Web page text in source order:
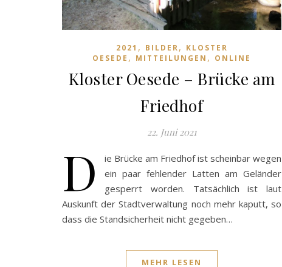
2021 , BILDER, KLOSTER
OESEDE , MITTEILUNGEN , ONLINE
Kloster Oesede – Brücke am
Friedhof
22. Juni 2021
D
ie Brücke am Friedhof ist scheinbar wegen
ein paar fehlender Latten am Geländer
gesperrt worden. Tatsächlich ist laut
Auskunft der Stadtverwaltung noch mehr kaputt, so
dass die Standsicherheit nicht gegeben…
MEHR LESEN